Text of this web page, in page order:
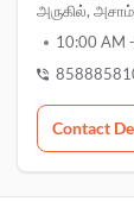
அருகில்,
10:00 AM
Contact